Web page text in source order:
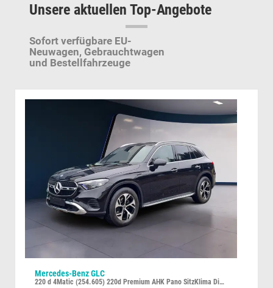
Unsere aktuellen Top-Angebote
Sofort verfügbare EU-
Neuwagen, Gebrauchtwagen
und Bestellfahrzeuge
Mercedes-Benz GLC
220 d 4Matic (254.605) 220d Premium AHK Pano SitzKlima Distronic